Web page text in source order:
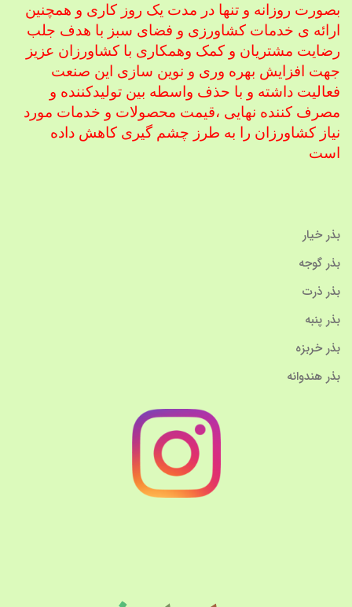
بصورت روزانه و تنها در مدت یک روز کاری و همچنین
ارائه ی خدمات کشاورزی و فضای سبز با هدف جلب
رضایت مشتریان و کمک وهمکاری با کشاورزان عزیز
جهت افزایش بهره وری و نوین سازی این صنعت
فعالیت داشته و با حذف واسطه بین تولیدکننده و
مصرف کننده نهایی ،قیمت محصولات و خدمات مورد
نیاز کشاورزان را به طرز چشم گیری کاهش داده
است
بذر خیار
بذر گوجه
بذر ذرت
بذر پنبه
بذر خربزه
بذر هندوانه